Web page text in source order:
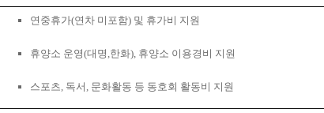
연중휴가(연차 미포함) 및 휴가비 지원
휴양소 운영(대명 한화), 휴양소 이용경비 지원
스포츠 독서 문화활동 등 동호회 활동비 지원